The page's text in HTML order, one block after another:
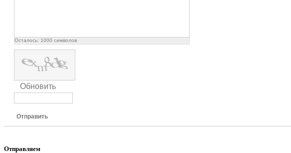
Осталось: 1000 символов
Обновить
Отправить
Отправляем